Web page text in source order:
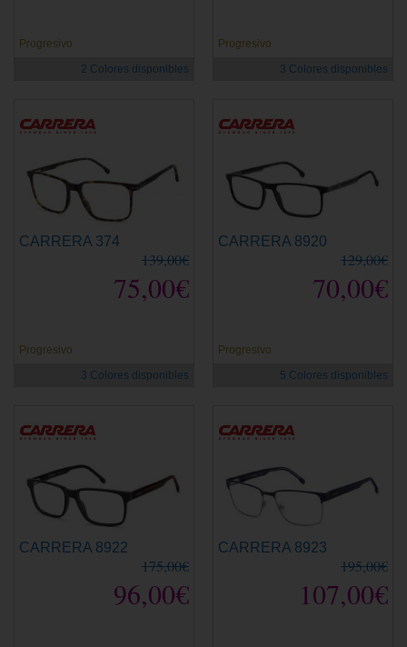
Progresivo
2 Colores disponibles
Progresivo
3 Colores disponibles
CARRERA 374
139,00€
75,00€
Progresivo
3 Colores disponibles
CARRERA 8920
129,00€
70,00€
Progresivo
5 Colores disponibles
CARRERA 8922
175,00€
96,00€
CARRERA 8923
195,00€
107,00€